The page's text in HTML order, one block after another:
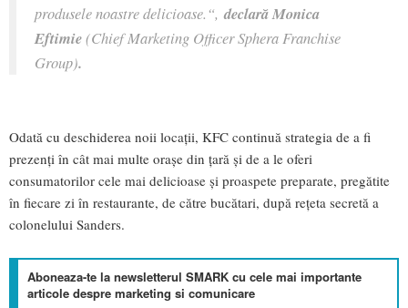
produsele noastre delicioase.“,declară Monica
Eftimie(Chief Marketing Officer Sphera Franchise
Group).
Odată cu deschiderea noii locaţii, KFC continuă strategia de a fi
prezenţi în cât mai multe oraşe din ţară și de a le oferi
consumatorilor cele mai delicioase și proaspete preparate, pregătite
în fiecare zi în restaurante, de către bucătari, după rețeta secretă a
colonelului Sanders.
Aboneaza-te la newsletterul SMARK cu cele mai importante
articole despre marketing si comunicare